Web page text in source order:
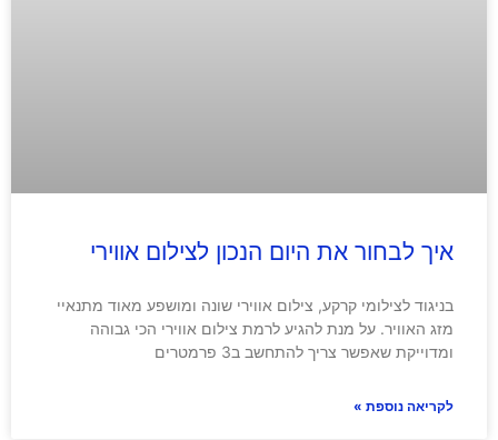
איך לבחור את היום הנכון לצילום אווירי
בניגוד לצילומי קרקע, צילום אווירי שונה ומושפע מאוד מתנאיי
מזג האוויר. על מנת להגיע לרמת צילום אווירי הכי גבוהה
ומדוייקת שאפשר צריך להתחשב ב3 פרמטרים
לקריאה נוספת »